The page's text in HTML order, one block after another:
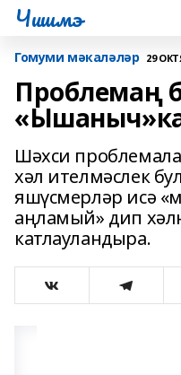
Чишмэ
Гомуми мәкаләләр 29
Проблемаң
Шәхси
хәл ителмәслек
яшүсмерләр исә
аңламый» дип
катлауландыра.